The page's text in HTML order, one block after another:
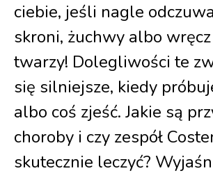
ciebie, jeśli nagle
skroni, żuchwy albo wręcz
twarzy! Dolegliwości te
się silniejsze, kiedy
albo coś zjeść. Jakie są
choroby i czy zespół
skutecznie leczyć?